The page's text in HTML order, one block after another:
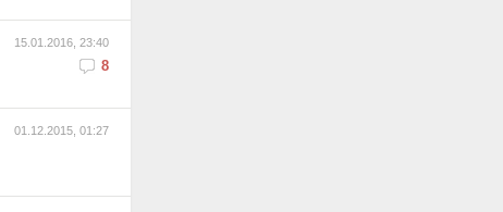
15.01.2016, 23:40
8
01.12.2015, 01:27